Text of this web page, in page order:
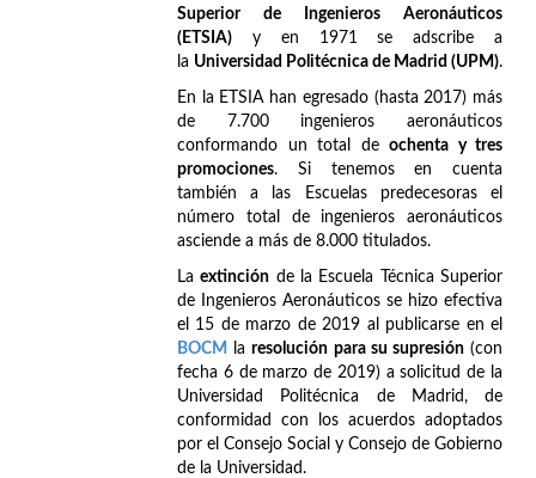
Superior de Ingenieros Aeronáuticos
(ETSIA) y en 1971 se adscribe a
la Universidad Politécnica de Madrid (UPM).
En la ETSIA han egresado (hasta 2017) más
de 7.700 ingenieros aeronáuticos
conformando un total de ochenta y tres
promociones. Si tenemos en cuenta
también a las Escuelas predecesoras el
número total de ingenieros aeronáuticos
asciende a más de 8.000 titulados.
Laextinción de la Escuela Técnica Superior
de Ingenieros Aeronáuticos se hizo efectiva
el 15 de marzo de 2019 al publicarse en el
BOCM
laresolución para su supresión(con
fecha 6 de marzo de 2019) a solicitud de la
Universidad Politécnica de Madrid, de
conformidad con los acuerdos adoptados
por el Consejo Social y Consejo de Gobierno
de la Universidad.